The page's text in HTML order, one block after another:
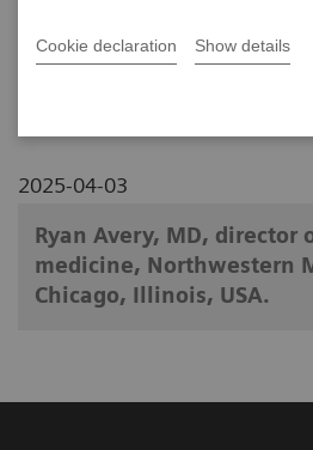
Cookie declaration Show details
nuclear
2025-04-03
Ryan Avery, MD, director
medicine, Northwestern
Chicago, Illinois, USA.